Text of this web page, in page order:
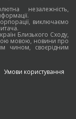
незалежність,
виключаємо
Близького Сходу,
мовою, новини про
чином, своєрідним
Умови користування